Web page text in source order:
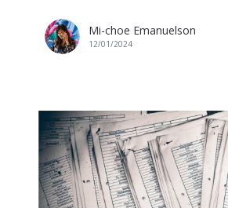
Mi-choe Emanuelson
12/01/2024